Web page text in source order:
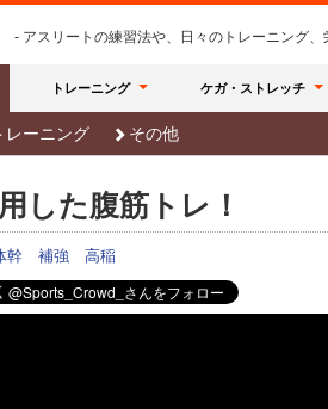
- アスリートの練習法や、日々のトレーニング
トレーニング ケガ・ストレッチ
レーニング その他
した腹筋トレ！
幹 補強 高稲